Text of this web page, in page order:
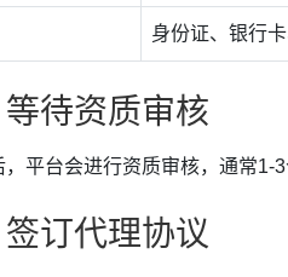
身份证、银行
待资质审核
平台会进行资质审核，通常1-3
订代理协议